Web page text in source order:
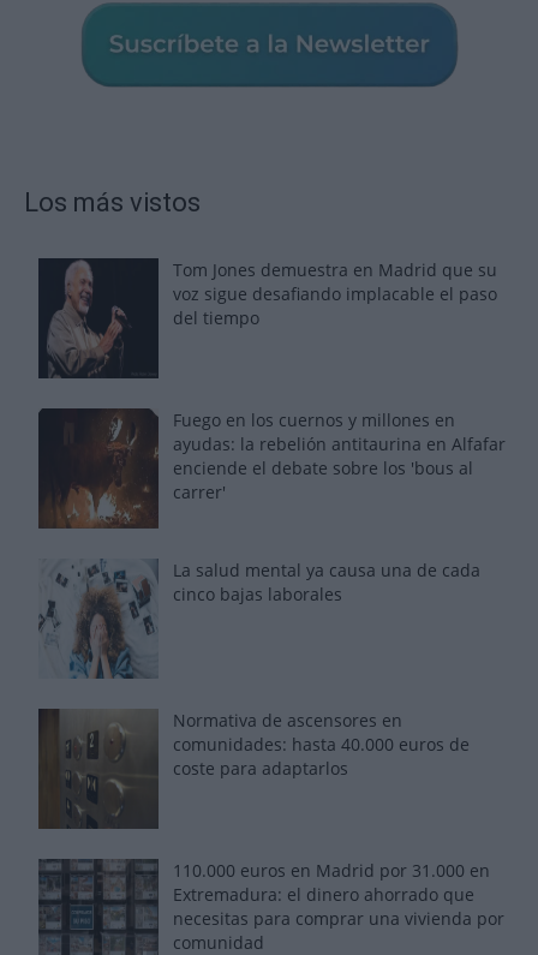
Los más vistos
Tom Jones demuestra en Madrid que su
voz sigue desafiando implacable el paso
del tiempo
Fuego en los cuernos y millones en
ayudas: la rebelión antitaurina en Alfafar
enciende el debate sobre los 'bous al
carrer'
La salud mental ya causa una de cada
cinco bajas laborales
Normativa de ascensores en
comunidades: hasta 40.000 euros de
coste para adaptarlos
110.000 euros en Madrid por 31.000 en
Extremadura: el dinero ahorrado que
necesitas para comprar una vivienda por
comunidad